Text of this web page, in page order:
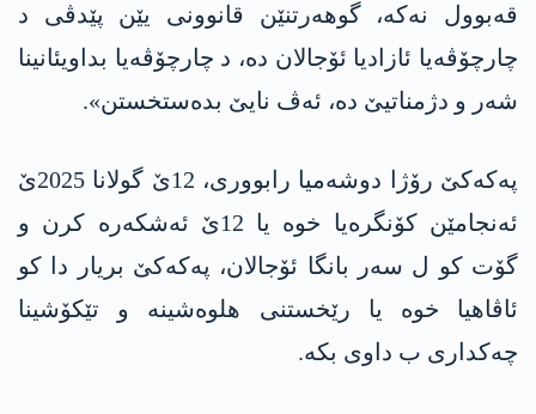
قەبوول نەکە، گوهەرتنێن قانوونی یێن پێدڤی د
چارچۆڤەیا ئازادیا ئۆجالان دە، د چارچۆڤەیا بداویئانینا
شەر و دژمناتیێ دە، ئەڤ نایێ بدەستخستن».
په‌كه‌كێ رۆژا دوشەمیا رابووری، 12ێ گولانا 2025ێ
ئەنجامێن کۆنگرەیا خوە یا 12ێ ئەشکەرە کرن و
گۆت کو ل سەر بانگا ئۆجالان، په‌كه‌كێ بریار دا کو
ئاڤاهیا خوە یا رێخستنی هلوەشینە و تێکۆشینا
چەکداری ب داوی بکە.